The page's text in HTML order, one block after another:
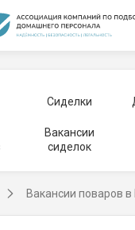
Сиделки
Вакансии
сиделок
Вакансии поваров